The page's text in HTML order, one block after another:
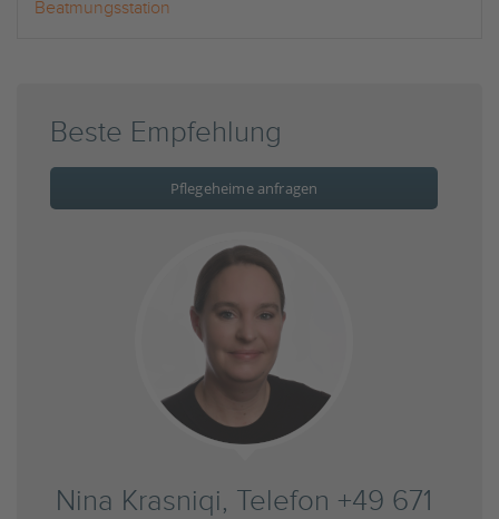
Beatmungsstation
Beste Empfehlung
Pflegeheime anfragen
Nina Krasniqi, Telefon +49 671